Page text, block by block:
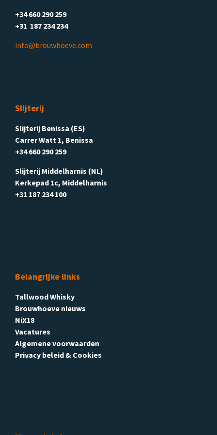
+34 660 290 259
+31 187 234 234
info@brouwhoeve.com
Slijterij
Slijterij Benissa (ES)
Carrer Watt 1, Benissa
+34 660 290 259
Slijterij Middelharnis (NL)
Kerkepad 1c, Middelharnis
+31 187 234 100
Belangrijke links
Tallwood Whisky
Brouwhoeve nieuws
NiX18
Vacatures
Algemene voorwaarden
Privacy beleid & Cookies